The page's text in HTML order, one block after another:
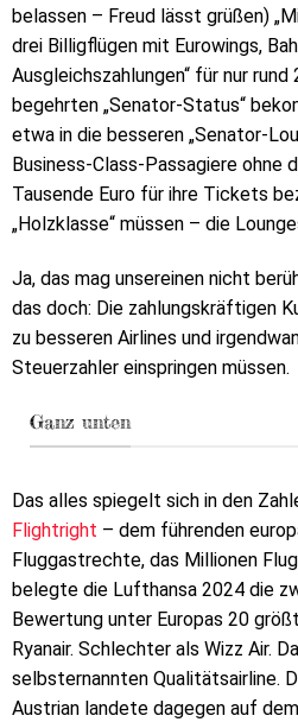
belassen – Freud lässt grüßen)
drei Billigflügen mit Eurowings,
Ausgleichszahlungen“ für nur
begehrten „Senator-Status“
etwa in die besseren „Senator-
Business-Class-Passagiere ohne
Tausende Euro für ihre Tickets
„Holzklasse“ müssen – die
Ja, das mag unsereinen nicht
das doch: Die zahlungskräftigen
zu besseren Airlines und
Steuerzahler einspringen müssen.
Ganz unten
Das alles spiegelt sich in den
Flightright – dem führenden
Fluggastrechte, das Millionen
belegte die Lufthansa 2024 die
Bewertung unter Europas 20
Ryanair. Schlechter als Wizz Air.
selbsternannten Qualitätsairline.
Austrian landete dagegen auf